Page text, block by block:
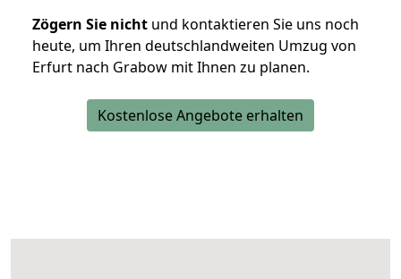
Zögern Sie nicht und kontaktieren Sie uns noch
heute, um Ihren deutschlandweiten Umzug von
Erfurt nach Grabow mit Ihnen zu planen.
Kostenlose Angebote erhalten